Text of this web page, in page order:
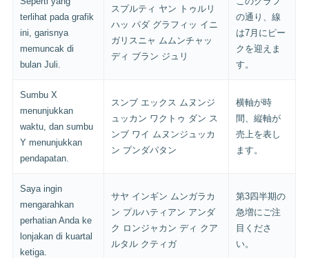
terlihat pada grafik
ini, garisnya
memuncak di
bulan Juli.
スプルティ ヤン トゥルリ
ハッ パダ グラフィッ イニ
ガリスニャ ムムンチャッ
ディ ブラン ジュリ
の通り、線
は7月にピー
クを迎えま
す。
Sumbu X
menunjukkan
waktu, dan sumbu
Y menunjukkan
pendapatan.
スンブ エックス ムヌンジ
ュッカン ワクトゥ ダン ス
ンブ ワイ ムヌンジュッカ
ン プンダパタン
横軸が時
間、縦軸が
売上を表し
ます。
Saya ingin
mengarahkan
perhatian Anda ke
lonjakan di kuartal
ketiga.
サヤ インギン ムンガラカ
ン プルハティアン アンダ
ク ロンジャカン ディ クア
ルタル クティガ
第3四半期の
急増にご注
目くださ
い。